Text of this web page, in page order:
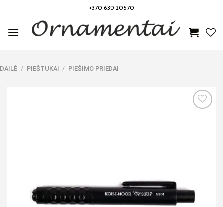
content
+370 630 20570
DAILĖ / PIEŠTUKAI / PIEŠIMO PRIEDAI